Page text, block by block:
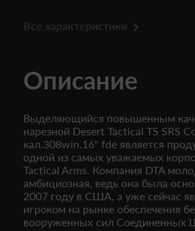
Все характеристики
Описание
Выделяющийся повышенным
нарезной Desert Tactical TS SRS
кал.308win.16" fde является
одной из самых уважаемых
Tactical Arms. Компания DTA
амбициозная, ведь она была
2007 году в США, а уже сейчас
игроком на рынке обеспечения
вооруженных сил Соединенных